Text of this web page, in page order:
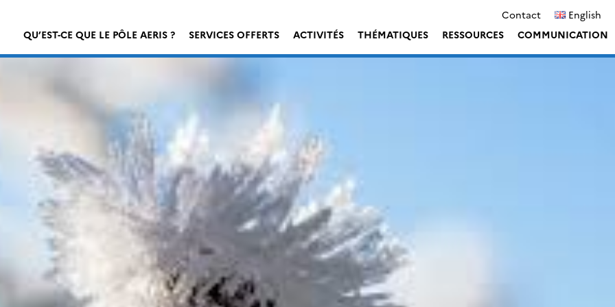
Contact
English
QU’EST-CE QUE LE PÔLE AERIS ?
SERVICES OFFERTS ACTIVITÉS THÉMATIQUES RESSOURCES COMMUNICATION